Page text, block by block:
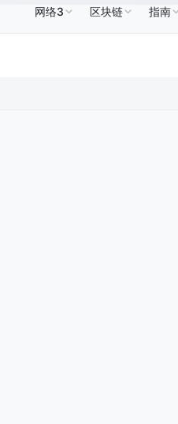
↑0.00% BNB BNBUS$586.64↑2.10%
网络3 区块链 指南